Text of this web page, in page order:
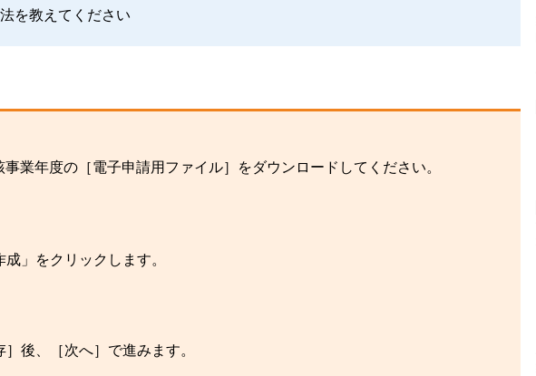
を教えてください
業年度の［電子申請用ファイル］をダウンロードしてください。
」をクリックします。
後、［次へ］で進みます。